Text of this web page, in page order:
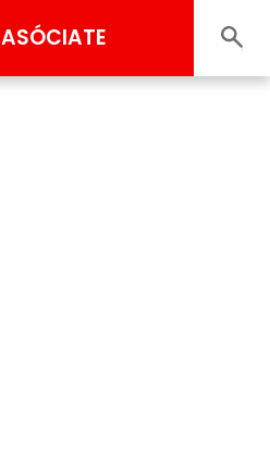
ASÓCIATE